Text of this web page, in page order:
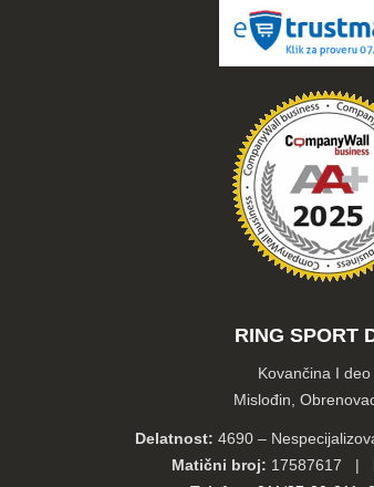
RING SPORT
Kovančina I deo
Mislođin,
Delatnost: 4690 –
Matični broj: 17587617 |